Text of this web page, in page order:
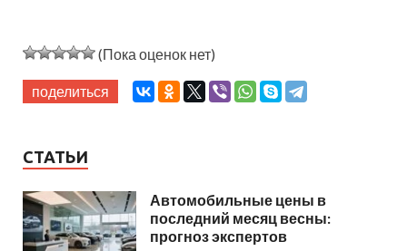
(Пока оценок нет)
поделиться
СТАТЬИ
Автомобильные цены в
последний месяц весны:
прогноз экспертов